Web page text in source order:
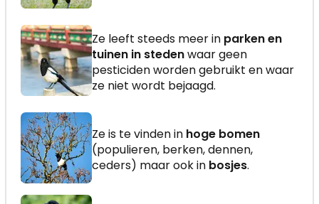
Ze leeft steeds meer in parken en
tuinen in stedenwaar geen
pesticiden worden gebruikt en waar
ze niet wordt bejaagd.
Ze is te vinden in hoge bomen
(populieren, berken, dennen,
ceders) maar ook in bosjes.